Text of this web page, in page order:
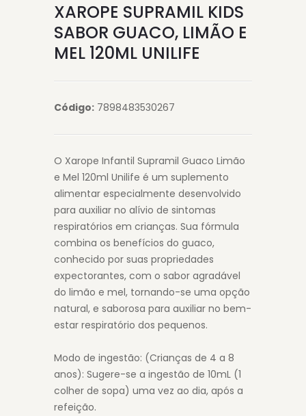
XAROPE SUPRAMIL KIDS
SABOR GUACO, LIMÃO E
MEL 120ML UNILIFE
Código: 7898483530267
O Xarope Infantil Supramil Guaco Limão
e Mel 120ml Unilife é um suplemento
alimentar especialmente desenvolvido
para auxiliar no alívio de sintomas
respiratórios em crianças. Sua fórmula
combina os benefícios do guaco,
conhecido por suas propriedades
expectorantes, com o sabor agradável
do limão e mel, tornando-se uma opção
natural, e saborosa para auxiliar no bem-
estar respiratório dos pequenos.
Modo de ingestão: (Crianças de 4 a 8
anos): Sugere-se a ingestão de 10mL (1
colher de sopa) uma vez ao dia, após a
refeição.